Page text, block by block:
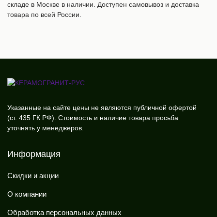
складе в Москве в наличии. Доступен самовывоз и доставка
товара по всей России.
Указанные на сайте цены не являются публичной офертой
(ст. 435 ГК РФ). Стоимость и наличие товара просьба
уточнять у менеджеров.
Информация
Скидки и акции
О компании
Обработка персональных данных